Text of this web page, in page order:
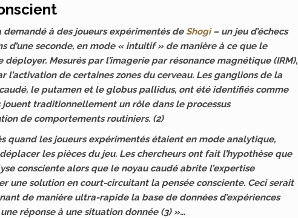
à des joueurs expérimentés deShogi– un jeu d’échecs
d’une seconde, en mode « intuitif » de manière à ce que le
Mesurés par l’imagerie par résonance magnétique (IRM),
l’activation de certaines zones du cerveau. Les ganglions de la
le putamen et le globus pallidus, ont été identifiés comme
traditionnellement un rôle dans le processus
de comportements routiniers. (2)
quand les joueurs expérimentés étaient en mode analytique,
les pièces du jeu. Les chercheurs ont fait l’hypothèse que
consciente alors que le noyau caudé abrite l’expertise
une solution en court-circuitant la pensée consciente. Ceci serait
de manière ultra-rapide la base de données d’expériences
réponse à une situation donnée (3) »…